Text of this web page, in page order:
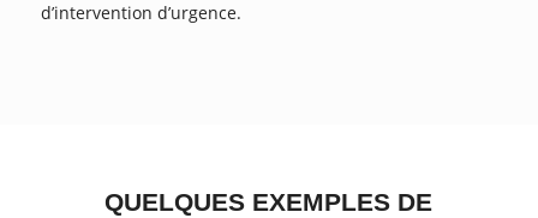
d’intervention d’urgence.
QUELQUES EXEMPLES DE